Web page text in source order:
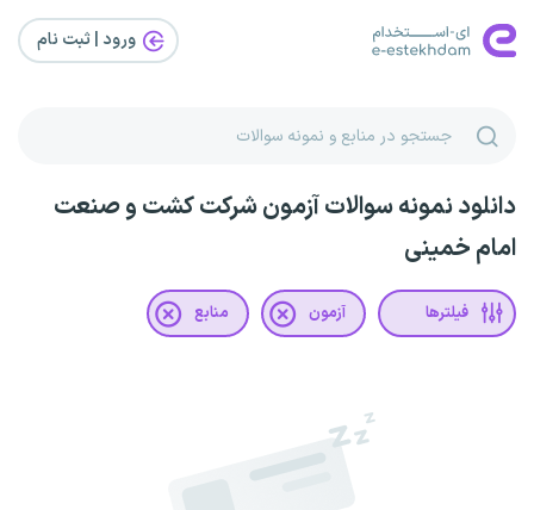
ورود | ثبت‌ نام
دانلود نمونه سوالات آزمون شرکت کشت و صنعت
امام خمینی
فیلترها آزمون منابع